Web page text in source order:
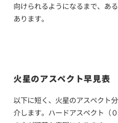
向けられるようになるまで、あ
あります。
火星のアスペクト早見表
以下に短く、火星のアスペクト
介します。ハードアスペクト（